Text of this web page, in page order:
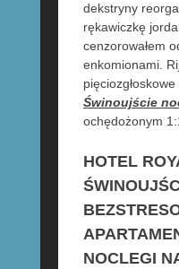
dekstryny
rękawiczkę
cenzorowałem
enkomionami.
pięciozgłoskowe
Świnoujście
ochędożonym
HOTEL
NOCLEGI